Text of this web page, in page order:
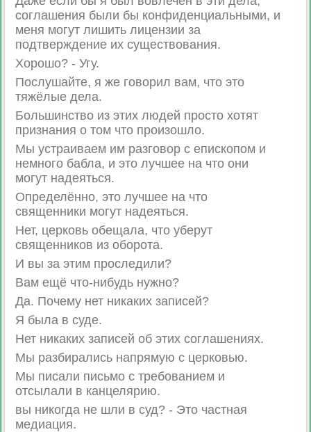
соглашения были бы конфиденциальными, и
меня могут лишить лицензии за
подтверждение их существования.
Хорошо? - Угу.
Послушайте, я же говорил вам, что это
тяжёлые дела.
Большинство из этих людей просто хотят
признания о том что произошло.
Мы устраиваем им разговор с епископом и
немного бабла, и это лучшее на что они
могут надеяться.
Определённо, это лучшее на что
священники могут надеяться.
Нет, церковь обещала, что уберут
священников из оборота.
И вы за этим проследили?
Вам ещё что-нибудь нужно?
Да. Почему нет никаких записей?
Я была в суде.
Нет никаких записей об этих соглашениях.
Мы разбирались напрямую с церковью.
Мы писали письмо с требованием и
отсылали в канцелярию.
вы никогда не шли в суд? - Это частная
медиация.